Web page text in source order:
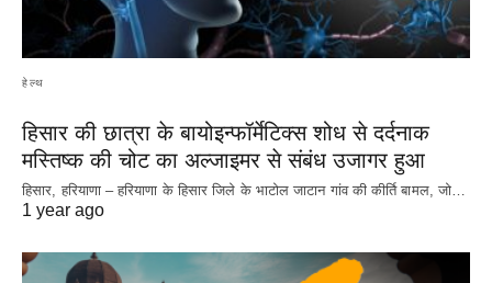
हेल्थ
हिसार की छात्रा के बायोइन्फॉर्मेटिक्स शोध से दर्दनाक
मस्तिष्क की चोट का अल्जाइमर से संबंध उजागर हुआ
हिसार, हरियाणा – हरियाणा के हिसार जिले के भाटोल जाटान गांव की कीर्ति बामल, जो…
1 year ago